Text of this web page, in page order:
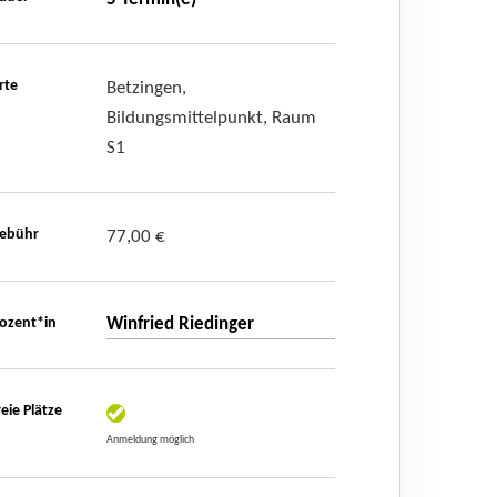
Betzingen,
Bildungsmittelpunkt, Raum
S1
77,00 €
Winfried Riedinger
Plätze
Anmeldung möglich